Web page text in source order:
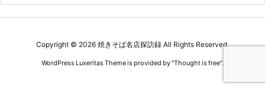
Copyright © 2026 焼きそば名店探訪録 All Rights Reserved.
WordPress Luxeritas Theme is provided by "Thought is free".